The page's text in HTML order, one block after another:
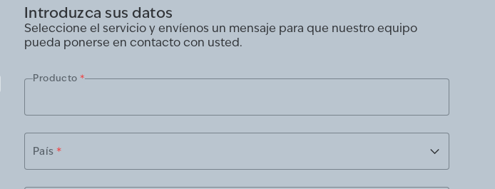
Introduzca sus datos
Seleccione el servicio y envíenos un mensaje para que nuestro equipo
pueda ponerse en contacto con usted.
Producto *
País *